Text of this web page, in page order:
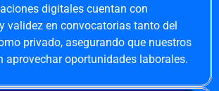
digitales cuentan con
validez en convocatorias tanto del
privado, asegurando que nuestros
aprovechar oportunidades laborales.